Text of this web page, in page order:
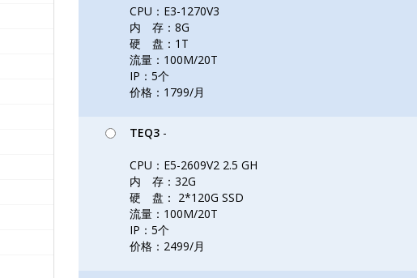
CPU：E3-1270V3
内 存：8G
硬 盘：1T
流量：100M/20T
IP：5个
价格：1799/月
TEQ3 -
CPU：E5-2609V2 2.5 GH
内 存：32G
硬 盘： 2*120G SSD
流量：100M/20T
IP：5个
价格：2499/月